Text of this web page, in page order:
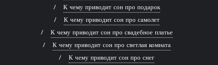
К чему приводит сон про подарок
К чему приводит сон про самолет
К чему приводит сон про свадебное платье
К чему приводит сон про светлая комната
К чему приводит сон про снег